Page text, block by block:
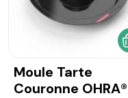
Moule Tarte
Couronne OHRA®